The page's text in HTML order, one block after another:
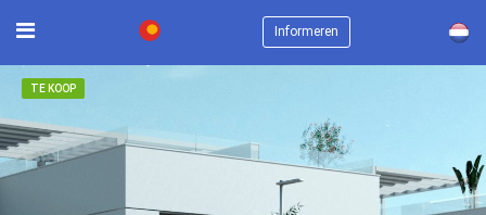
Informeren ×
TE KOOP